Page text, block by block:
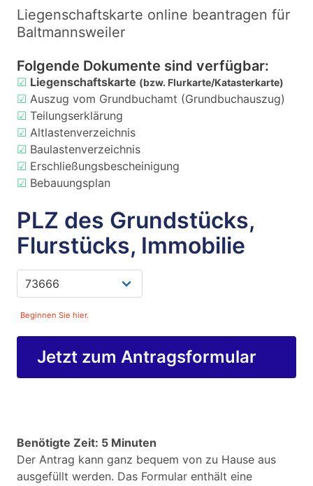
Liegenschaftskarte online beantragen für
Baltmannsweiler
Folgende Dokumente sind verfügbar:
☑ Liegenschaftskarte (bzw. Flurkarte/Katasterkarte)
☑ Auszug vom Grundbuchamt (Grundbuchauszug)
☑ Teilungserklärung
☑ Altlastenverzeichnis
☑ Baulastenverzeichnis
☑ Erschließungsbescheinigung
☑ Bebauungsplan
PLZ des Grundstücks,
Flurstücks, Immobilie
Beginnen Sie hier.
Jetzt zum Antragsformular
Benötigte Zeit: 5 Minuten
Der Antrag kann ganz bequem von zu Hause aus
ausgefüllt werden. Das Formular enthält eine